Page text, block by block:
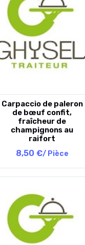
Carpaccio de paleron
de bœuf confit,
fraîcheur de
champignons au
raifort
8,50 €/ Pièce